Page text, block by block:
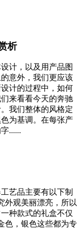
析
计，以及用产品图
意外，我们更应该
计的过程中，如何
来看看今天的奔驰
我们整体的风格定
为基调。在每张产
......
艺品主要有以下制
外观美丽漂亮，所以
种款式的礼盒不仅
色，银色这些都为专